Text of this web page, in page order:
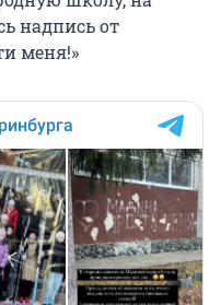
надпись от
меня!»